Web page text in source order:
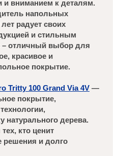
и вниманием к деталям.
напольных
радует своих
и стильным
– отличный выбор для
красивое и
покрытие.
Tritty 100 Grand Via 4V —
покрытие,
натурального дерева.
кто ценит
решения и долго